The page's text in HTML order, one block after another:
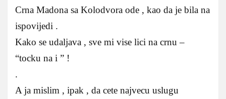
Crna Madona sa Kolodvora ode , kao da je bila na
ispovijedi .
Kako se udaljava , sve mi vise lici na crnu –
“tocku na i ” !
.
A ja mislim , ipak , da cete najvecu uslugu